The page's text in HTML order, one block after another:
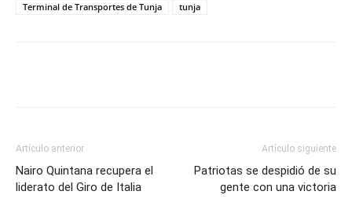
Terminal de Transportes de Tunja
tunja
Artículo anterior
Nairo Quintana recupera el
liderato del Giro de Italia
Artículo siguiente
Patriotas se despidió de su
gente con una victoria